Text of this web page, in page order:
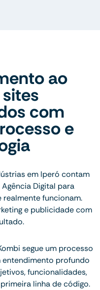
ao
com
e
em Iperó contam
Digital para
funcionam.
e publicidade com
segue um processo
profundo
funcionalidades,
linha de código.